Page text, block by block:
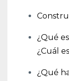
¿Qué es
¿Cuál
¿Qué